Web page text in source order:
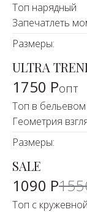
Топ нарядный
Запечатлеть
Размеры:
ULTRA
1750 Ропт
Топ в бельевом
Геометрия
Размеры:
-27%
SALE
1090 Р
Топ с